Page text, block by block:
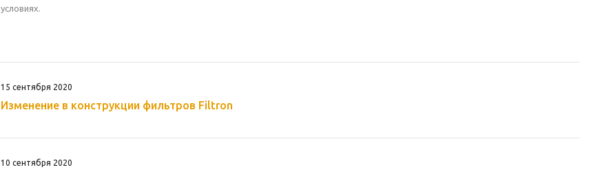
условиях.
15 сентября 2020
Изменение в конструкции фильтров Filtron
10 сентября 2020